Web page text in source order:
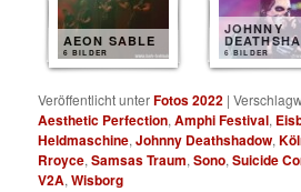
AEON SABLE
6 BILDER
JOHNNY
6 BILDER
Veröffentlicht unterFotos 2022 |
Aesthetic Perfection,Amphi Festival,
Heldmaschine,Johnny Deathshadow,
Rroyce,Samsas Traum,Sono,Suicide
V2A,Wisborg